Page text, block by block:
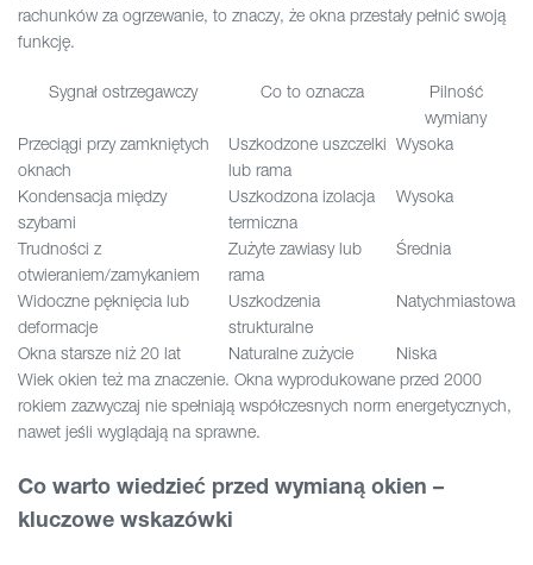
rachunków za ogrzewanie, to znaczy, że okna przestały pełnić swoją
funkcję.
Sygnał ostrzegawczy Co to oznacza
Pilność
wymiany
Przeciągi przy zamkniętych
oknach
Uszkodzone uszczelki
lub rama
Wysoka
Kondensacja między
szybami
Uszkodzona izolacja
termiczna
Wysoka
Trudności z
otwieraniem/zamykaniem
Zużyte zawiasy lub
rama
Średnia
Widoczne pęknięcia lub
deformacje
Uszkodzenia
strukturalne
Natychmiastowa
Okna starsze niż 20 lat Naturalne zużycie
Niska
Wiek okien też ma znaczenie. Okna wyprodukowane przed 2000
rokiem zazwyczaj nie spełniają współczesnych norm energetycznych,
nawet jeśli wyglądają na sprawne.
Co warto wiedzieć przed wymianą okien –
kluczowe wskazówki